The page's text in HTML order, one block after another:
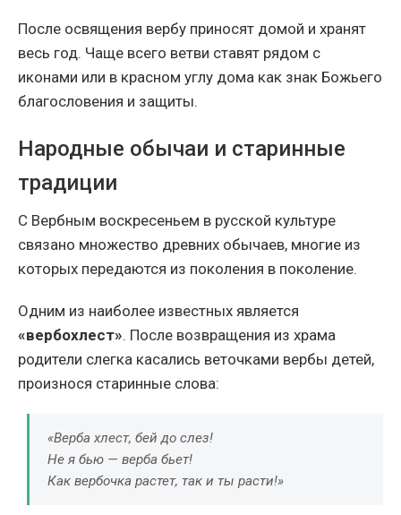
После освящения вербу приносят домой и хранят
весь год. Чаще всего ветви ставят рядом с
иконами или в красном углу дома как знак Божьего
благословения и защиты.
Народные обычаи и старинные
традиции
С Вербным воскресеньем в русской культуре
связано множество древних обычаев, многие из
которых передаются из поколения в поколение.
Одним из наиболее известных является
«вербохлест». После возвращения из храма
родители слегка касались веточками вербы детей,
произнося старинные слова:
«Верба хлест, бей до слез!
Не я бью — верба бьет!
Как вербочка растет, так и ты расти!»